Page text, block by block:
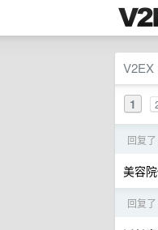
V2EX
1
回复了
美容
回复了